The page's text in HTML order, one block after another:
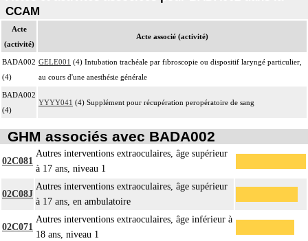
CCAM
Acte
(activité)
Acte associé (activité)
BADA002
(4)
GELE001 (4) Intubation trachéale par fibroscopie ou dispositif laryngé particulier,
au cours d'une anesthésie générale
BADA002
(4)
YYYY041 (4) Supplément pour récupération peropératoire de sang
GHM associés avec BADA002
02C081
Autres interventions extraoculaires, âge supérieur
à 17 ans, niveau 1
02C08J
Autres interventions extraoculaires, âge supérieur
à 17 ans, en ambulatoire
02C071
Autres interventions extraoculaires, âge inférieur à
18 ans, niveau 1